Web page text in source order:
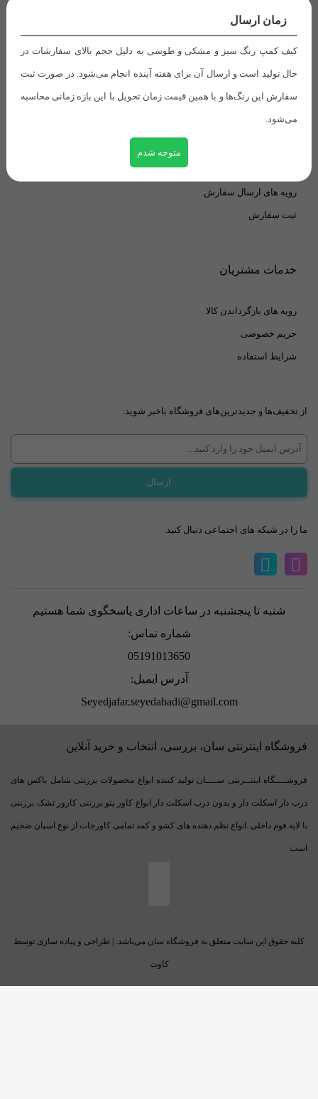
زمان ارسال
کیف کمپ رنگ سبز و مشکی و طوسی به دلیل حجم بالای سفارشات در
حال تولید است و ارسال آن برای هفته آینده انجام می‌شود. در صورت ثبت
سفارش این رنگ‌ها و با همین قیمت زمان تحویل با این بازه زمانی محاسبه
می‌شود.
متوجه شدم
تضمین بهترین قیمت
راهنمای خرید
رویه های ارسال سفارش
ثبت سفارش
خدمات مشتریان
رویه های بازگرداندن کالا
حریم خصوصی
شرایط استفاده
از تخفیف‌ها و جدیدترین‌های فروشگاه باخبر شوید:
ما را در شبکه های اجتماعی دنبال کنید.
شنبه تا پنجشنبه در ساعات اداری پاسخگوی شما هستیم
شماره تماس:
05191013650
آدرس ایمیل:
Seyedjafar.seyedabadi@gmail.com
فروشگاه اینترنتی سان، بررسی، انتخاب و خرید آنلاین
فروشــــگاه اینتــرنتی ســــان تولید کننده انواع محصولات برزنتی شامل باکس های
درب دار اسکلت دار و بدون درب اسکلت دار انواع کاور پتو برزنتی کارور تشک برزنتی
با لایه فوم داخلی .انواع نظم دهنده های کشو و کمد تمامی کاورجات از نوع اسپان ضخیم
است
کلیه حقوق این سایت متعلق به فروشگاه سان می‌باشد. | طراحی و پیاده سازی توسط
کاوت